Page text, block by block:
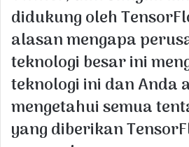
didukung oleh
alasan mengapa
teknologi besar ini
teknologi ini dan Anda
mengetahui semua
yang diberikan